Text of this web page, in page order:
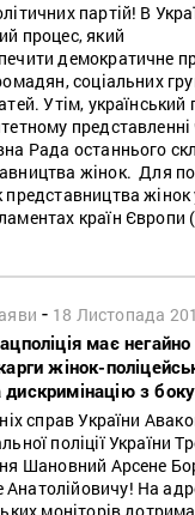
партій! В
процес, який
демократичне
соціальних
Утім, український
представленні
Рада останнього
жінок. Для
представництва жінок
країн Європи
- 18 Листопада
має
жінок-
з
справ України
поліції України
Шановний Арсене
На